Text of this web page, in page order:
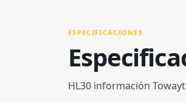
ESPECIFICACIONES
HL30 información